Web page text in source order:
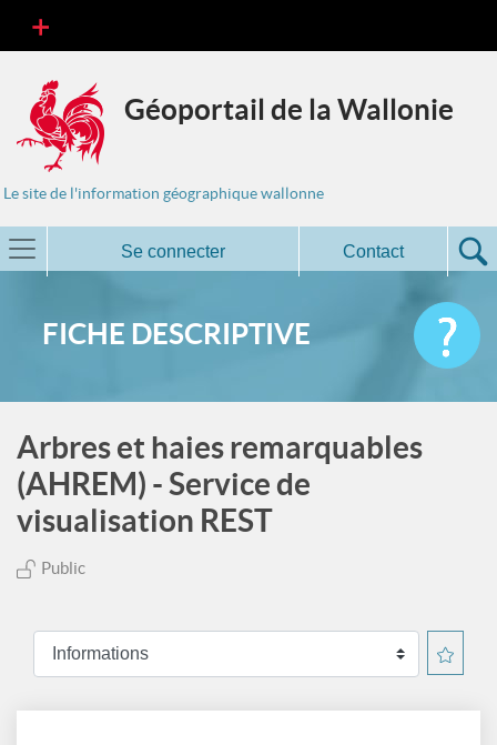
Géoportail de la Wallonie
Le site de l'information géographique wallonne
Se connecter Contact
FICHE DESCRIPTIVE
Arbres et haies remarquables
(AHREM) - Service de
visualisation REST
Public